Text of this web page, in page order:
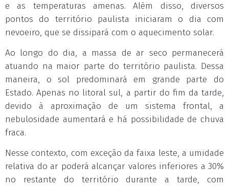
e as temperaturas amenas. Além disso, diversos
pontos do território paulista iniciaram o dia com
nevoeiro, que se dissipará com o aquecimento solar.
Ao longo do dia, a massa de ar seco permanecerá
atuando na maior parte do território paulista. Dessa
maneira, o sol predominará em grande parte do
Estado. Apenas no litoral sul, a partir do fim da tarde,
devido à aproximação de um sistema frontal, a
nebulosidade aumentará e há possibilidade de chuva
fraca.
Nesse contexto, com exceção da faixa leste, a umidade
relativa do ar poderá alcançar valores inferiores a 30%
no restante do território durante a tarde, com